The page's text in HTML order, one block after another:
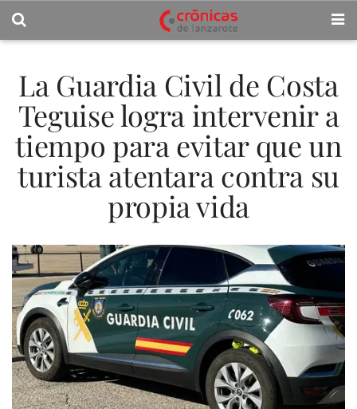
La Guardia Civil de Costa
Teguise logra intervenir a
tiempo para evitar que un
turista atentara contra su
propia vida